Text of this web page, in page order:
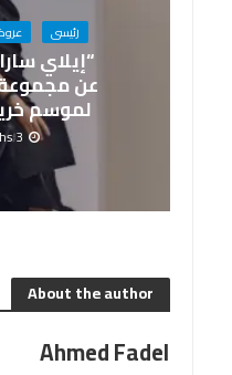
رئيسى
“إيلاي
لموسم
3 months منذ
About the author
Ahmed Fadel